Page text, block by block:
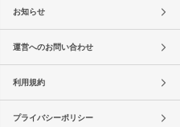
お知らせ
運営へのお問い合わせ
利用規約
プライバシーポリシー